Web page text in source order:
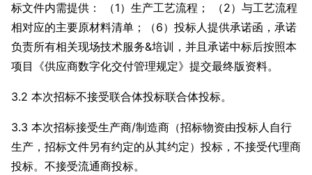
标文件内需提供： （1）生产工艺流程； （2）与工艺流程
相对应的主要原材料清单；（6）投标人提供承诺函，承诺
负责所有相关现场技术服务&培训，并且承诺中标后按照本
项目《供应商数字化交付管理规定》提交最终版资料。
3.2 本次招标不接受联合体投标联合体投标。
3.3 本次招标接受生产商/制造商（招标物资由投标人自行
生产，招标文件另有约定的从其约定）投标，不接受代理商
投标。不接受流通商投标。